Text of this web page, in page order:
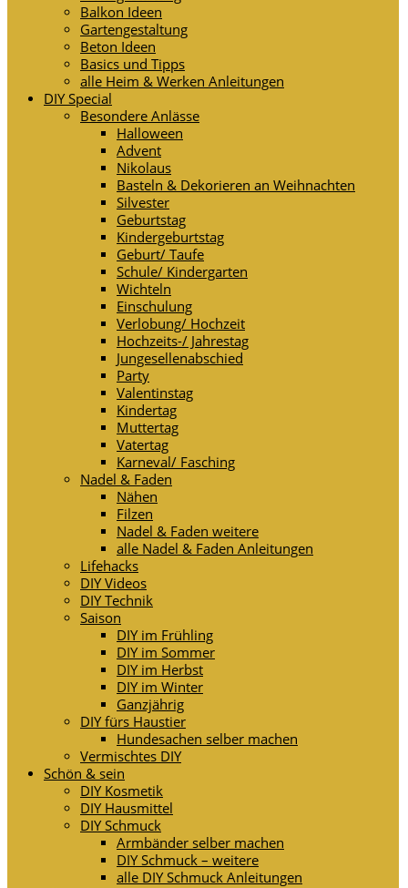
Balkon Ideen
Gartengestaltung
Beton Ideen
Basics und Tipps
alle Heim & Werken Anleitungen
DIY Special
Besondere Anlässe
Halloween
Advent
Nikolaus
Basteln & Dekorieren an Weihnachten
Silvester
Geburtstag
Kindergeburtstag
Geburt/ Taufe
Schule/ Kindergarten
Wichteln
Einschulung
Verlobung/ Hochzeit
Hochzeits-/ Jahrestag
Jungesellenabschied
Party
Valentinstag
Kindertag
Muttertag
Vatertag
Karneval/ Fasching
Nadel & Faden
Nähen
Filzen
Nadel & Faden weitere
alle Nadel & Faden Anleitungen
Lifehacks
DIY Videos
DIY Technik
Saison
DIY im Frühling
DIY im Sommer
DIY im Herbst
DIY im Winter
Ganzjährig
DIY fürs Haustier
Hundesachen selber machen
Vermischtes DIY
Schön & sein
DIY Kosmetik
DIY Hausmittel
DIY Schmuck
Armbänder selber machen
DIY Schmuck – weitere
alle DIY Schmuck Anleitungen